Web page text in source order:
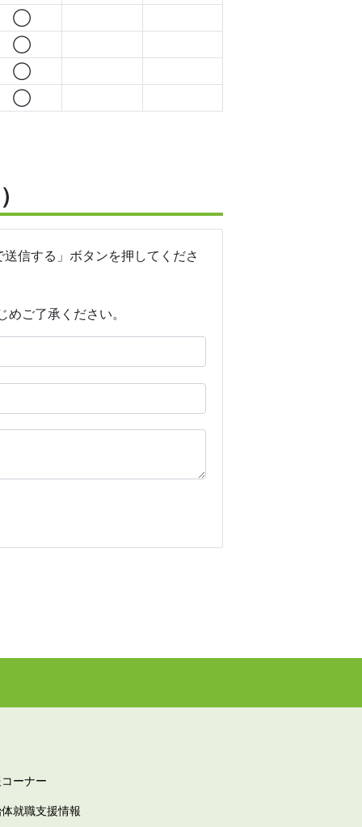
◯
◯
◯
◯
信する」ボタンを押してくださ
ご了承ください。
ーナー
就職支援情報